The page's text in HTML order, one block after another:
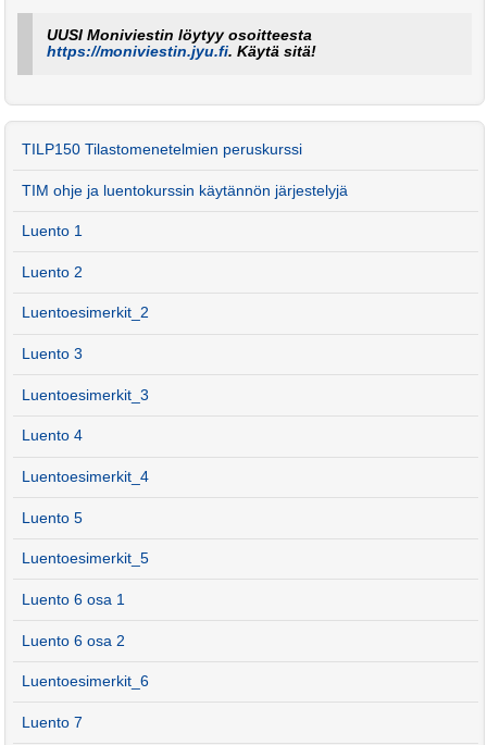
UUSI Moniviestin löytyy osoitteesta
https://moniviestin.jyu.fi. Käytä sitä!
TILP150 Tilastomenetelmien peruskurssi
TIM ohje ja luentokurssin käytännön järjestelyjä
Luento 1
Luento 2
Luentoesimerkit_2
Luento 3
Luentoesimerkit_3
Luento 4
Luentoesimerkit_4
Luento 5
Luentoesimerkit_5
Luento 6 osa 1
Luento 6 osa 2
Luentoesimerkit_6
Luento 7